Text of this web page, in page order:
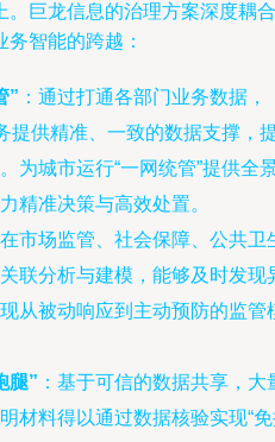
。巨龙信息的治理方案深度耦合
智能的跨越：
” ：通过打通各部门业务数据，
提供精准、一致的数据支撑，
为城市运行“一网统管”提供全
精准决策与高效处置。
在市场监管、社会保障、公共卫
联分析与建模，能够及时发现
从被动响应到主动预防的监管
腿” ：基于可信的数据共享，大
材料得以通过数据核验实现“